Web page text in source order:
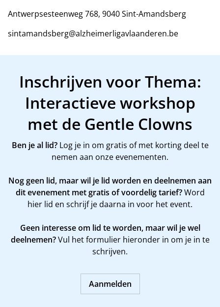
Antwerpsesteenweg 768, 9040 Sint-Amandsberg
sintamandsberg@alzheimerligavlaanderen.be
Inschrijven voor Thema:
Interactieve workshop
met de Gentle Clowns
Ben je al lid?Log je in om gratis of met korting deel te
nemen aan onze evenementen.
Nog geen lid, maar wil je lid worden en deelnemen aan
dit evenement met gratis of voordelig tarief?Word
hier lid en schrijf je daarna in voor het event.
Geen interesse om lid te worden, maar wil je wel
deelnemen?Vul het formulier hieronder in om je in te
schrijven.
Aanmelden